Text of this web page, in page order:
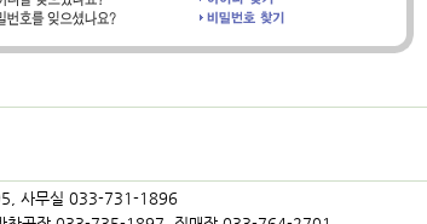
사무실 033-731-1896